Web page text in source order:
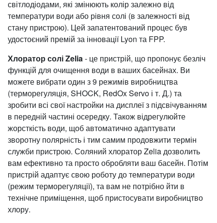
світлодіодами, які змінюють колір залежно від
температури води або рівня солі (в залежності від
стану пристрою). Цей запатентований процес був
удостоєний премій за інновації Lyon та FPP.
Хлоратор солі Zelia- це пристрій, що пропонує безліч
функцій для очищення води в ваших басейнах. Ви
можете вибрати один з 9 режимів виробництва
(терморегуляція, SHOCK, RedOx Servo і т. Д.) та
зробити всі свої настройки на дисплеї з підсвічуванням
в передній частині осередку. Також відрегулюйте
жорсткість води, щоб автоматично адаптувати
зворотну полярність і тим самим продовжити термін
служби пристрою. Соляний хлоратор Zelia дозволить
вам ефективно та просто обробляти ваш басейн. Потім
пристрій адаптує свою роботу до температури води
(режим терморегуляції), та вам не потрібно йти в
технічне приміщення, щоб пристосувати виробництво
хлору.